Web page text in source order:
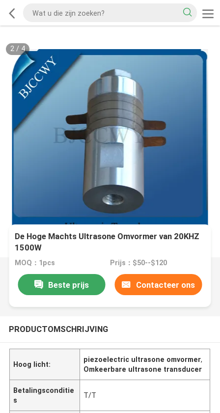
2/ 4
De Hoge Machts Ultrasone Omvormer van 20KHZ
1500W
MOQ：1pcs Prijs：$50--$120
Beste prijs Contacteer ons
PRODUCTOMSCHRIJVING
Hoog licht:
piezoelectric ultrasone omvormer,
Omkeerbare ultrasone transducer
Betalingsconditie
s
T/T